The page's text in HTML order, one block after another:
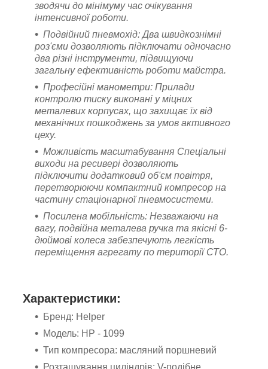
Характеристики:
Бренд: Helper
Модель: HP - 1099
Тип компресора: масляний поршневий
зводячи до мінімуму час очікування
інтенсивної роботи.
Подвійний пневмохід: Два швидкознімні
роз'єми дозволяють підключати одночасно
два різні інструменти, підвищуючи
загальну ефективність роботи майстра.
Професійні манометри: Прилади
контролю тиску виконані у міцних
металевих корпусах, що захищає їх від
механічних пошкоджень за умов активного
цеху.
Можливість масштабування Спеціальні
виходи на ресивері дозволяють
підключити додатковий об'єм повітря,
перетворюючи компактний компресор на
частину стаціонарної пневмосистеми.
Посилена мобільність: Незважаючи на
вагу, подвійна металева ручка та якісні 6-
дюймові колеса забезпечують легкість
переміщення агрегату по території СТО.